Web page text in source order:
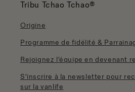
Tribu Tchao Tchao®
Origine
Programme de fidélité &
Rejoignez l'équipe en devenant
S'inscrire à la newsletter pour
sur la vanlife